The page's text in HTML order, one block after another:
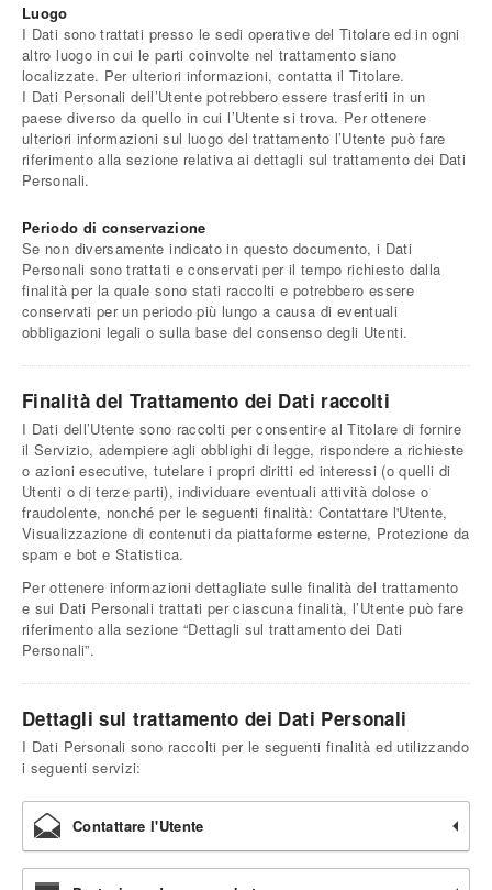
Luogo
I Dati sono trattati presso le sedi operative del Titolare ed in ogni
altro luogo in cui le parti coinvolte nel trattamento siano
localizzate. Per ulteriori informazioni, contatta il Titolare.
I Dati Personali dell’Utente potrebbero essere trasferiti in un
paese diverso da quello in cui l’Utente si trova. Per ottenere
ulteriori informazioni sul luogo del trattamento l’Utente può fare
riferimento alla sezione relativa ai dettagli sul trattamento dei Dati
Personali.
Periodo di conservazione
Se non diversamente indicato in questo documento, i Dati
Personali sono trattati e conservati per il tempo richiesto dalla
finalità per la quale sono stati raccolti e potrebbero essere
conservati per un periodo più lungo a causa di eventuali
obbligazioni legali o sulla base del consenso degli Utenti.
Finalità del Trattamento dei Dati raccolti
I Dati dell’Utente sono raccolti per consentire al Titolare di fornire
il Servizio, adempiere agli obblighi di legge, rispondere a richieste
o azioni esecutive, tutelare i propri diritti ed interessi (o quelli di
Utenti o di terze parti), individuare eventuali attività dolose o
fraudolente, nonché per le seguenti finalità: Contattare l'Utente,
Visualizzazione di contenuti da piattaforme esterne, Protezione da
spam e bot e Statistica.
Per ottenere informazioni dettagliate sulle finalità del trattamento
e sui Dati Personali trattati per ciascuna finalità, l’Utente può fare
riferimento alla sezione “Dettagli sul trattamento dei Dati
Personali”.
Dettagli sul trattamento dei Dati Personali
I Dati Personali sono raccolti per le seguenti finalità ed utilizzando
i seguenti servizi:
Contattare l'Utente